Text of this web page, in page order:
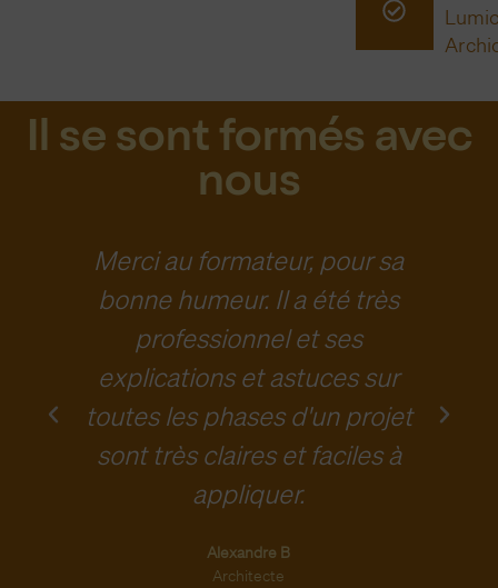
Il se sont formés avec
nous
Merci au formateur, pour sa
bonne humeur. Il a été très
professionnel et ses
explications et astuces sur
toutes les phases d'un projet
sont très claires et faciles à
appliquer.
Alexandre B
Architecte